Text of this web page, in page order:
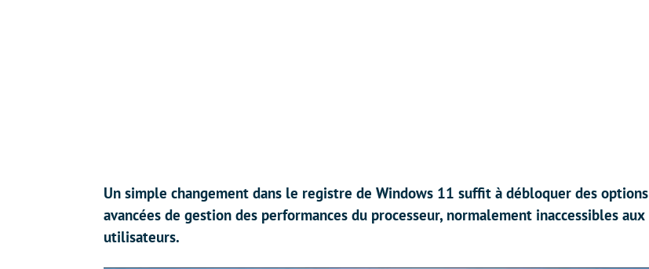
Un simple changement dans le registre de Windows 11 suffit à débloquer des options
avancées de gestion des performances du processeur, normalement inaccessibles aux
utilisateurs.